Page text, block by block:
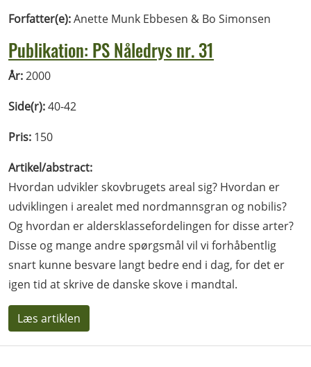
Forfatter(e):Anette Munk Ebbesen & Bo Simonsen
Publikation: PS Nåledrys nr. 31
År:2000
Side(r):40-42
Pris: 150
Artikel/abstract:
Hvordan udvikler skovbrugets areal sig? Hvordan er
udviklingen i arealet med nordmannsgran og nobilis?
Og hvordan er aldersklassefordelingen for disse arter?
Disse og mange andre spørgsmål vil vi forhåbentlig
snart kunne besvare langt bedre end i dag, for det er
igen tid at skrive de danske skove i mandtal.
Læs artiklen